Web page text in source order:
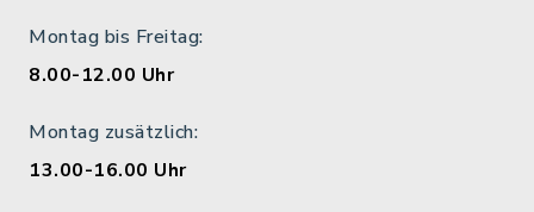
Montag bis Freitag:
8.00-12.00 Uhr
Montag zusätzlich:
13.00-16.00 Uhr